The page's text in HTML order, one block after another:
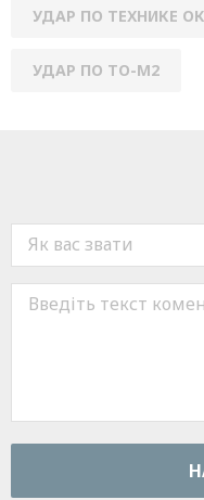
УДАР ПО ТЕХНИКЕ
УДАР ПО ТО-М2